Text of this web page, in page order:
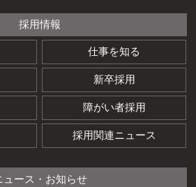
採用情報
仕事を知る
新卒採用
障がい者採用
採用関連ニュース
ュース・お知らせ